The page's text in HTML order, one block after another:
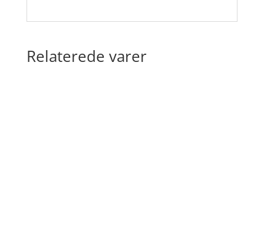
Relaterede varer